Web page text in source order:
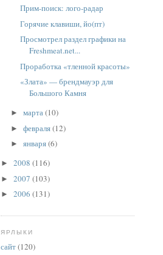
Прим-поиск: лого-радар
Горячие клавиши, йо(пт)
Просмотрел раздел графики на
Freshmeat.net...
Проработка «тленной красоты»
«Злата» — брендмауэр для
Большого Камня
► марта(10)
► февраля(12)
► января(6)
► 2008 (116)
► 2007 (103)
► 2006 (131)
ЯРЛЫКИ
сайт(120)